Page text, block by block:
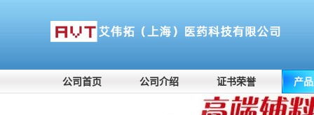
公司首页 公司介绍 证书荣誉 产